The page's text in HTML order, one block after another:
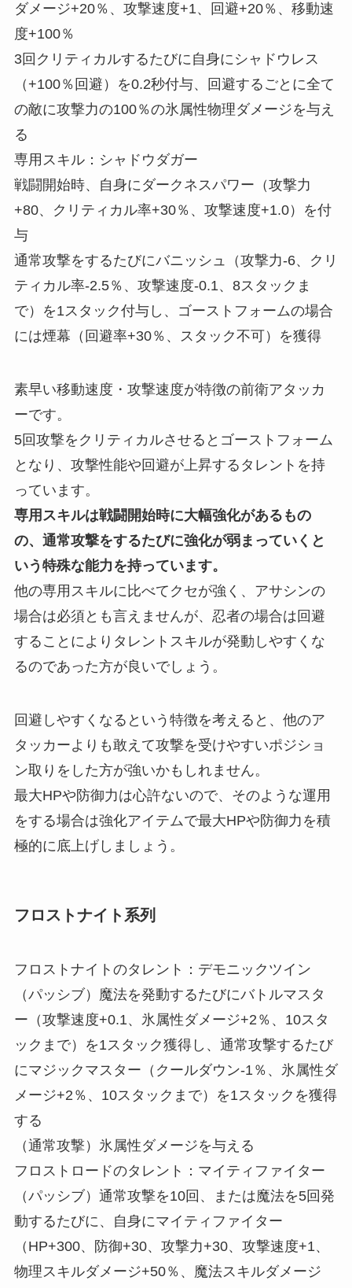
ダメージ+20％、攻撃速度+1、回避+20％、移動速
度+100％
3回クリティカルするたびに自身にシャドウレス
（+100％回避）を0.2秒付与、回避するごとに全て
の敵に攻撃力の100％の氷属性物理ダメージを与え
る
専用スキル：シャドウダガー
戦闘開始時、自身にダークネスパワー（攻撃力
+80、クリティカル率+30％、攻撃速度+1.0）を付
与
通常攻撃をするたびにバニッシュ（攻撃力-6、クリ
ティカル率-2.5％、攻撃速度-0.1、8スタックま
で）を1スタック付与し、ゴーストフォームの場合
には煙幕（回避率+30％、スタック不可）を獲得
素早い移動速度・攻撃速度が特徴の前衛アタッカ
ーです。
5回攻撃をクリティカルさせるとゴーストフォーム
となり、攻撃性能や回避が上昇するタレントを持
っています。
専用スキルは戦闘開始時に大幅強化があるもの
の、通常攻撃をするたびに強化が弱まっていくと
いう特殊な能力を持っています。
他の専用スキルに比べてクセが強く、アサシンの
場合は必須とも言えませんが、忍者の場合は回避
することによりタレントスキルが発動しやすくな
るのであった方が良いでしょう。
回避しやすくなるという特徴を考えると、他のア
タッカーよりも敢えて攻撃を受けやすいポジショ
ン取りをした方が強いかもしれません。
最大HPや防御力は心許ないので、そのような運用
をする場合は強化アイテムで最大HPや防御力を積
極的に底上げしましょう。
フロストナイト系列
フロストナイトのタレント：デモニックツイン
（パッシブ）魔法を発動するたびにバトルマスタ
ー（攻撃速度+0.1、氷属性ダメージ+2％、10スタ
ックまで）を1スタック獲得し、通常攻撃するたび
にマジックマスター（クールダウン-1％、氷属性ダ
メージ+2％、10スタックまで）を1スタックを獲得
する
（通常攻撃）氷属性ダメージを与える
フロストロードのタレント：マイティファイター
（パッシブ）通常攻撃を10回、または魔法を5回発
動するたびに、自身にマイティファイター
（HP+300、防御+30、攻撃力+30、攻撃速度+1、
物理スキルダメージ+50％、魔法スキルダメージ